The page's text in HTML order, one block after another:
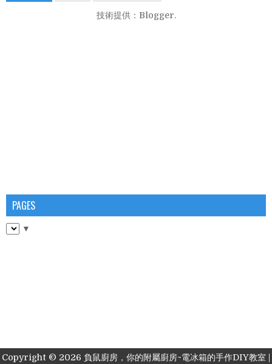
技術提供： Blogger.
PAGES
▼
Copyright © 2026 負鼠廚房，你的附屬廚房~電冰箱的手作DIY教室